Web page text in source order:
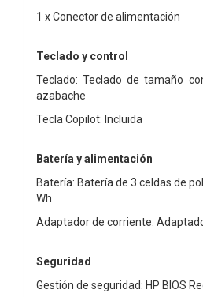
1 x Conector de alimentación
Teclado y control
Teclado: Teclado de tamaño
azabache
Tecla Copilot: Incluida
Batería y alimentación
Batería: Batería de 3 celdas de
Wh
Adaptador de corriente:
Seguridad
Gestión de seguridad: HP BIOS